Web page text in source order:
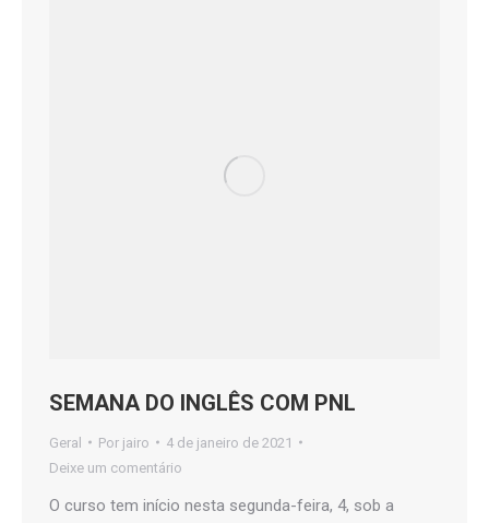
SEMANA DO INGLÊS COM PNL
Geral Por jairo
4 de janeiro de 2021
Deixe um comentário
O curso tem início nesta segunda-feira, 4, sob a